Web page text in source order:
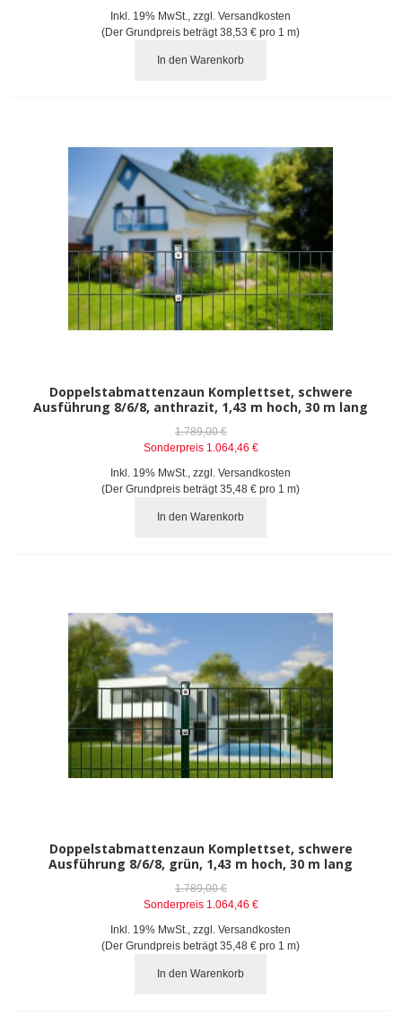
Inkl. 19% MwSt.
,zzgl.Versandkosten
(Der Grundpreis beträgt38,53 € pro 1 m)
In den Warenkorb
Doppelstabmattenzaun Komplettset, schwere
Ausführung 8/6/8, anthrazit, 1,43 m hoch, 30 m lang
1.789,00 €
Sonderpreis 1.064,46 €
Inkl. 19% MwSt.
,zzgl.Versandkosten
(Der Grundpreis beträgt35,48 € pro 1 m)
In den Warenkorb
Doppelstabmattenzaun Komplettset, schwere
Ausführung 8/6/8, grün, 1,43 m hoch, 30 m lang
1.789,00 €
Sonderpreis 1.064,46 €
Inkl. 19% MwSt.
,zzgl.Versandkosten
(Der Grundpreis beträgt35,48 € pro 1 m)
In den Warenkorb